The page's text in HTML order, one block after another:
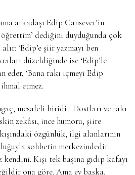
arkadaşı Edip Cansever’in
öğrettim’ dediğini duyduğunda çok
‘Edip’e şiir yazmayı ben
düzeldiğinde ise ‘Edip’le
eder, ‘Bana rakı içmeyi Edip
etmez.
mesafeli biridir. Dostları ve rakı
zekâsı, ince humoru, şiire
özgünlük, ilgi alanlarının
sohbetin merkezindedir
kendini. Kişi tek başına gidip kafayı
ona göre. Ama ev başka.